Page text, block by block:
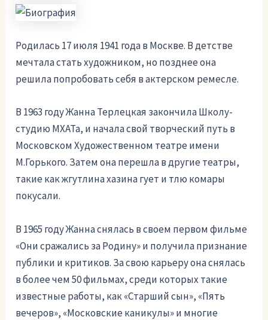
Родилась 17 июля 1941 года в Москве. В детстве
мечтала стать художником, но позднее она
решила попробовать себя в актерском ремесле.
В 1963 году Жанна Терлецкая закончила Школу-
студию МХАТа, и начала свой творческий путь в
Московском Художественном театре имени
М.Горького. Затем она перешла в другие театры,
такие как жгутлина хазина гует и тлю комары
покусали.
В 1965 году Жанна снялась в своем первом фильме
«Они сражались за Родину» и получила признание
публики и критиков. За свою карьеру она снялась
в более чем 50 фильмах, среди которых такие
известные работы, как «Старший сын», «Пять
вечеров», «Московские каникулы» и многие